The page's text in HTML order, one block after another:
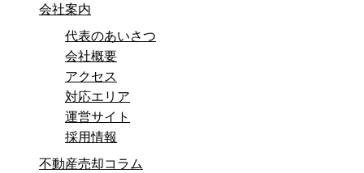
会社案内
代表のあいさつ
会社概要
アクセス
対応エリア
運営サイト
採用情報
不動産売却コラム